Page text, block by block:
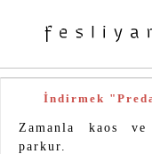
İndirmek
Zamanla kaos
parkur.